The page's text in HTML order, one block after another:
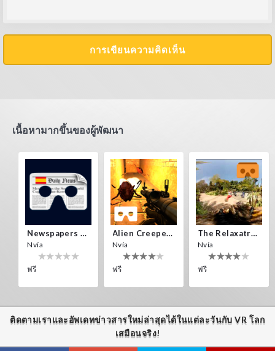
การเขียนความคิดเห็น
เนื้อหามากขึ้นของผู้พัฒนา
Newspapers Spain VR
Nvía
ฟรี
Alien Creepers VR
Nvía
ฟรี
The Relaxatron
Nvía
ฟรี
ติดตามเราและอัพเดทข่าวสารใหม่ล่าสุดได้ในแต่ละวันกับ VR โลก
เสมือนจริง!